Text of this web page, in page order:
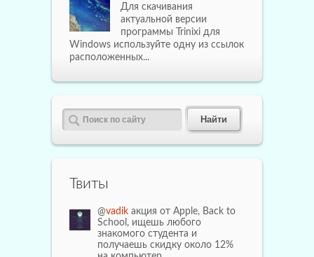
Для скачивания
актуальной версии
программы Trinixi для
Windows используйте одну из ссылок
расположенных...
Твиты
@vadik акция от Apple, Back to
School, ищешь любого
знакомого студента и
получаешь скидку около 12%